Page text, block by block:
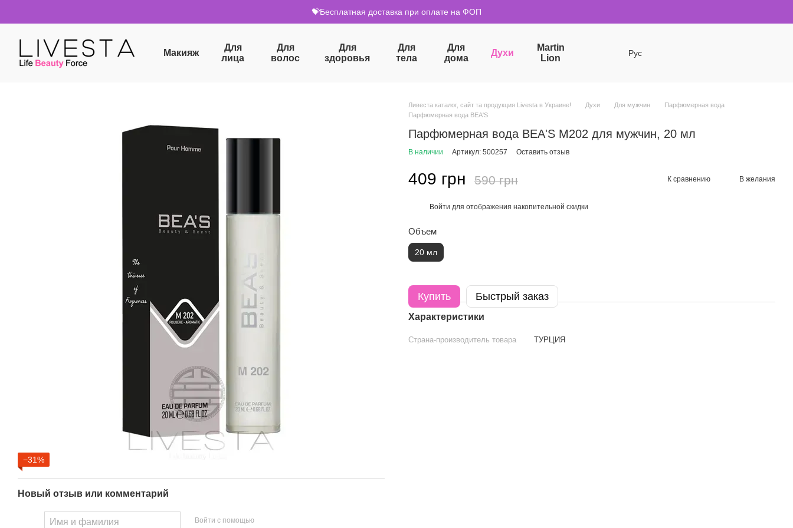
💝Бесплатная доставка при оплате на ФОП
Макияж
Для
лица
Для
волос
Для
здоровья
Для
тела
Для
дома
Духи
Martin
Lion
Рус
−31%
Новый отзыв или комментарий
Войти с помощью
Ливеста каталог, сайт та продукция Livesta в Украине! Духи Для мужчин
Парфюмерная вода
Парфюмерная вода BEA'S
Парфюмерная вода BEA'S M202 для мужчин, 20 мл
В наличии Артикул: 500257 Оставить отзыв
409 грн 590 грн К сравнению В желания
Войти для отображения накопительной скидки
Объем
20 мл
Купить Быстрый заказ
Характеристики
Страна-производитель товара ТУРЦИЯ